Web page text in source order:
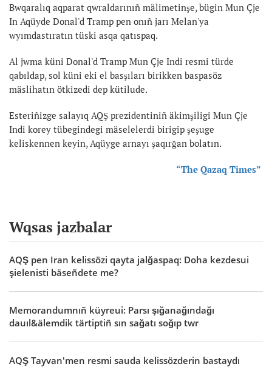
Bwqaralıq aqparat qwraldarınıñ mälimetinşe, bügin Mun Çje
In Aqüyde Donal'd Tramp pen onıñ jarı Melan'ya
wyımdastıratın tüski asqa qatıspaq.
Al jwma küni Donal'd Tramp Mun Çje Indi resmi türde
qabıldap, sol küni eki el basşıları birikken baspasöz
mäslihatın ötkizedi dep kütilude.
Esteriñizge salayıq AQŞ prezidentiniñ äkimşiligi Mun Çje
Indi korey tübegindegi mäselelerdi birigip şeşuge
keliskennen keyin, Aqüyge arnayı şaqırğan bolatın.
“The Qazaq Times”
Wqsas jazbalar
AQŞ pen Iran kelissözi qayta jalğaspaq: Doha kezdesui
şielenisti bäseñdete me?
Memorandumnıñ küyreui: Parsı şığanağındağı
dauıl&älemdik tärtiptiñ sın sağatı soğıp twr
AQŞ Tayvan'men resmi sauda kelissözderin bastaydı